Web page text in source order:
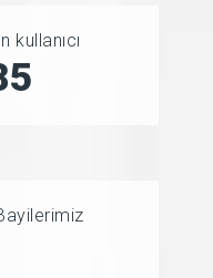
kullanıcı